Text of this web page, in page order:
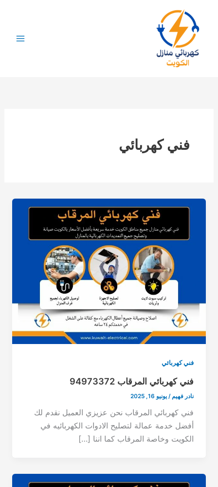
المحتوى
فني كهربائي
فني كهربائي
فني كهربائي المرقاب 94973372
نادر فهيم/ يونيو 16, 2025
فني كهربائي المرقاب نحن عزيزي العميل نقدم لك
أفضل خدمة عمالة لتصليح الادوات الكهربائيه في
الكويت وخاصة المرقاب كما اننا […]